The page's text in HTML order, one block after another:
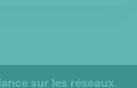
sur les réseaux